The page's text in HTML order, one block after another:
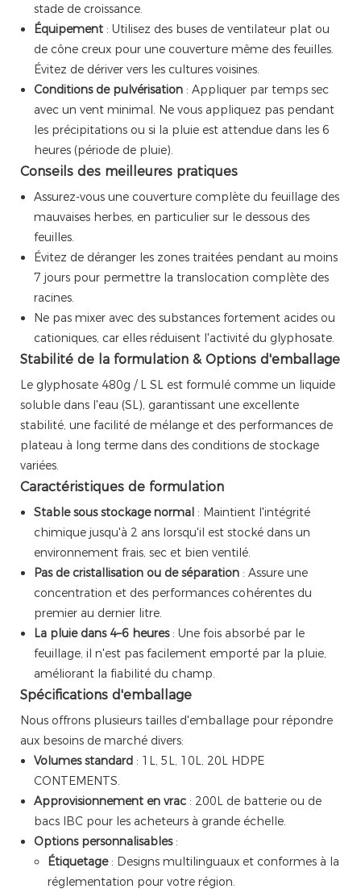
stade de croissance.
Équipement : Utilisez des buses de ventilateur plat ou
de cône creux pour une couverture même des feuilles.
Évitez de dériver vers les cultures voisines.
Conditions de pulvérisation : Appliquer par temps sec
avec un vent minimal. Ne vous appliquez pas pendant
les précipitations ou si la pluie est attendue dans les 6
heures (période de pluie).
Conseils des meilleures pratiques
Assurez-vous une couverture complète du feuillage des
mauvaises herbes, en particulier sur le dessous des
feuilles.
Évitez de déranger les zones traitées pendant au moins
7 jours pour permettre la translocation complète des
racines.
Ne pas mixer avec des substances fortement acides ou
cationiques, car elles réduisent l'activité du glyphosate.
Stabilité de la formulation & Options d'emballage
Le glyphosate 480g / L SL est formulé comme un liquide
soluble dans l'eau (SL), garantissant une excellente
stabilité, une facilité de mélange et des performances de
plateau à long terme dans des conditions de stockage
variées.
Caractéristiques de formulation
Stable sous stockage normal : Maintient l'intégrité
chimique jusqu'à 2 ans lorsqu'il est stocké dans un
environnement frais, sec et bien ventilé.
Pas de cristallisation ou de séparation : Assure une
concentration et des performances cohérentes du
premier au dernier litre.
La pluie dans 4–6 heures : Une fois absorbé par le
feuillage, il n'est pas facilement emporté par la pluie,
améliorant la fiabilité du champ.
Spécifications d'emballage
Nous offrons plusieurs tailles d'emballage pour répondre
aux besoins de marché divers:
Volumes standard : 1L, 5L, 10L, 20L HDPE
CONTEMENTS.
Approvisionnement en vrac : 200L de batterie ou de
bacs IBC pour les acheteurs à grande échelle.
Options personnalisables :
Étiquetage : Designs multilinguaux et conformes à la
réglementation pour votre région.